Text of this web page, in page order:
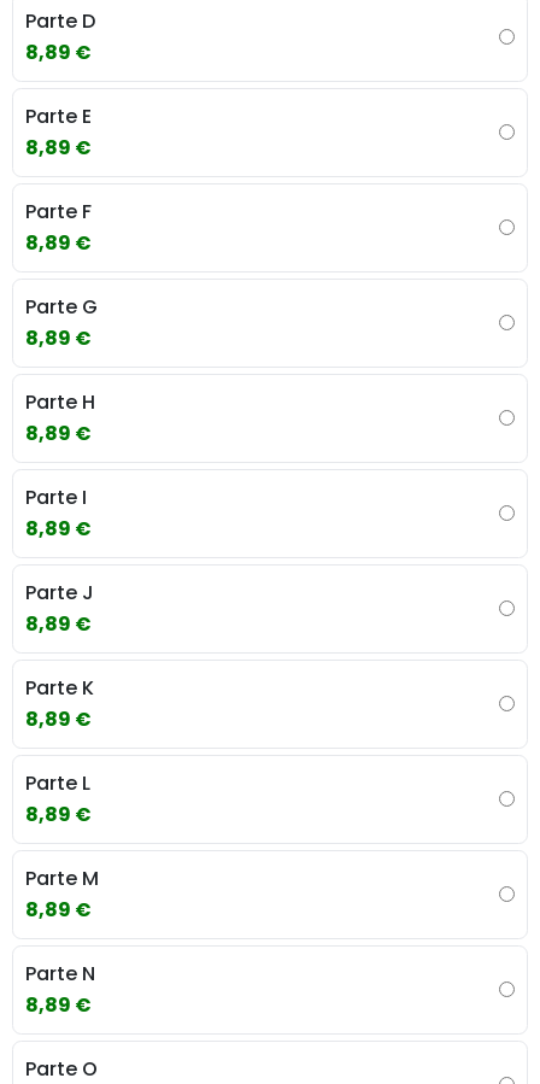
Parte D
8,89 €
Parte E
8,89 €
Parte F
8,89 €
Parte G
8,89 €
Parte H
8,89 €
Parte I
8,89 €
Parte J
8,89 €
Parte K
8,89 €
Parte L
8,89 €
Parte M
8,89 €
Parte N
8,89 €
Parte O